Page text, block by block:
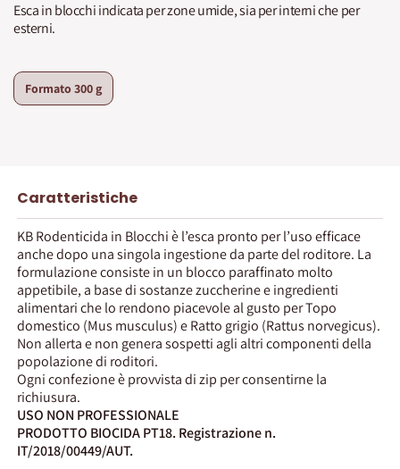
Esca in blocchi indicata per zone umide, sia per interni che per
esterni.
Formato300 g
Caratteristiche
KB Rodenticida in Blocchi è l’esca pronto per l’uso efficace
anche dopo una singola ingestione da parte del roditore. La
formulazione consiste in un blocco paraffinato molto
appetibile, a base di sostanze zuccherine e ingredienti
alimentari che lo rendono piacevole al gusto per Topo
domestico (Mus musculus) e Ratto grigio (Rattus norvegicus).
Non allerta e non genera sospetti agli altri componenti della
popolazione di roditori.
Ogni confezione è provvista di zip per consentirne la
richiusura.
USO NON PROFESSIONALE
PRODOTTO BIOCIDA PT18. Registrazione n.
IT/2018/00449/AUT.